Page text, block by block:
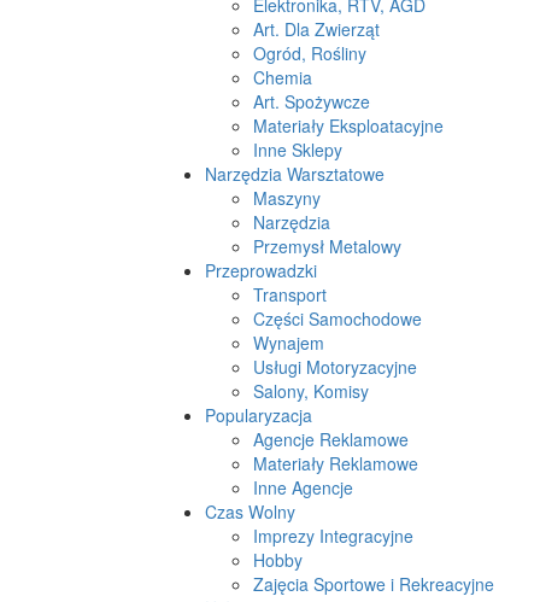
Elektronika, RTV, AGD
Art. Dla Zwierząt
Ogród, Rośliny
Chemia
Art. Spożywcze
Materiały Eksploatacyjne
Inne Sklepy
Narzędzia Warsztatowe
Maszyny
Narzędzia
Przemysł Metalowy
Przeprowadzki
Transport
Części Samochodowe
Wynajem
Usługi Motoryzacyjne
Salony, Komisy
Popularyzacja
Agencje Reklamowe
Materiały Reklamowe
Inne Agencje
Czas Wolny
Imprezy Integracyjne
Hobby
Zajęcia Sportowe i Rekreacyjne